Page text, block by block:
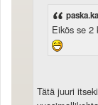
Eikös se 2
Tätä juuri